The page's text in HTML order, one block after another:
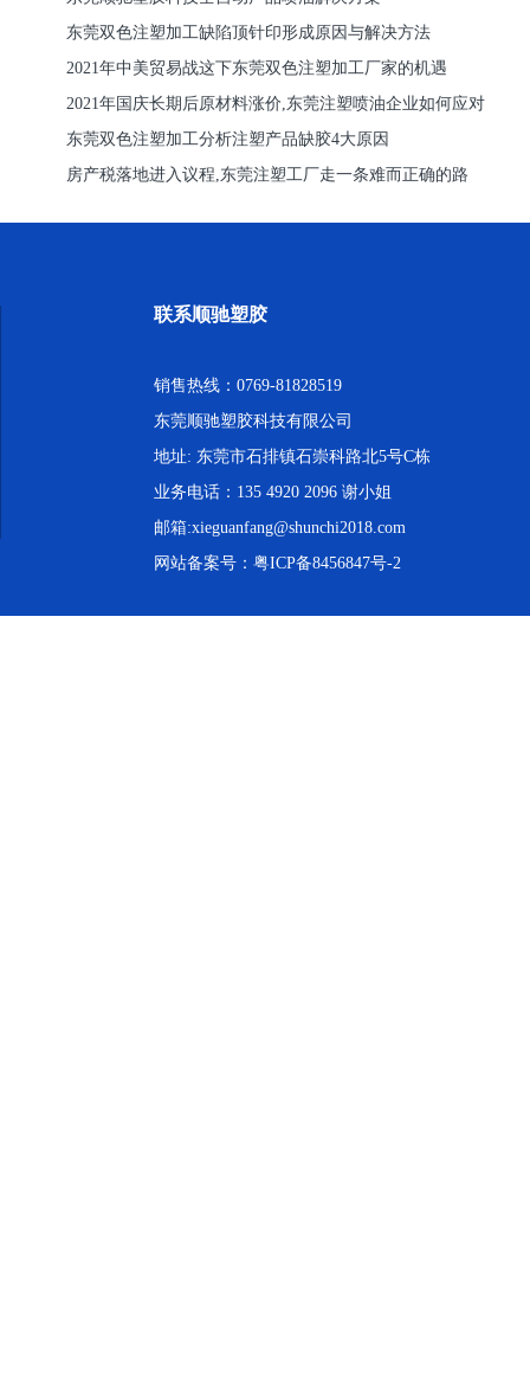
东莞双色注塑加工缺陷顶针印形成原因与解决方法
2021年中美贸易战这下东莞双色注塑加工厂家的机遇
2021年国庆长期后原材料涨价,东莞注塑喷油企业如何应对
东莞双色注塑加工分析注塑产品缺胶4大原因
房产税落地进入议程,东莞注塑工厂走一条难而正确的路
联系顺驰塑胶
销售热线：0769-81828519
东莞顺驰塑胶科技有限公司
地址: 东莞市石排镇石崇科路北5号C栋
业务电话：135 4920 2096 谢小姐
邮箱:xieguanfang@shunchi2018.com
网站备案号： 粤ICP备8456847号-2